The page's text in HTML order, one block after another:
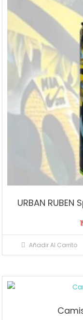
URBAN RUBEN
Añadir Al Carrito